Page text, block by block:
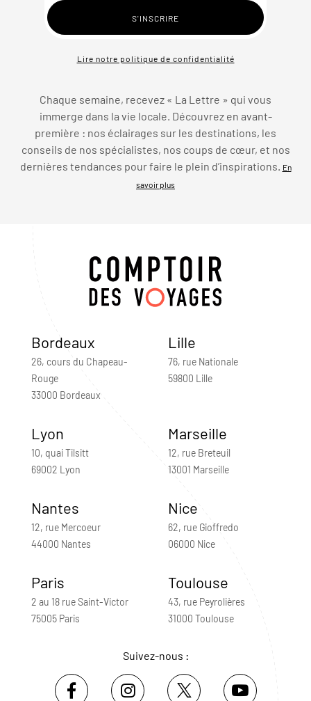
Lire notre politique de confidentialité
Chaque semaine, recevez « La Lettre » qui vous
immerge dans la vie locale. Découvrez en avant-
première : nos éclairages sur les destinations, les
conseils de nos spécialistes, nos coups de cœur, et nos
dernières tendances pour faire le plein d’inspirations.
En
savoir plus
Bordeaux
26, cours du Chapeau-
Rouge
33000 Bordeaux
Lille
76, rue Nationale
59800 Lille
Lyon
10, quai Tilsitt
69002 Lyon
Marseille
12, rue Breteuil
13001 Marseille
Nantes
12, rue Mercoeur
44000 Nantes
Nice
62, rue Gioffredo
06000 Nice
Paris
2 au 18 rue Saint-Victor
75005 Paris
Toulouse
43, rue Peyrolières
31000 Toulouse
Suivez-nous :